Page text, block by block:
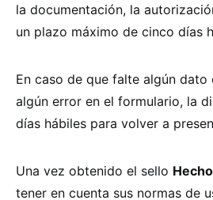
la documentación, la
un plazo máximo de cinco días
En caso de que falte algún
algún error en el formulario, la
días hábiles para volver a
Una vez obtenido el sello
tener en cuenta sus normas de